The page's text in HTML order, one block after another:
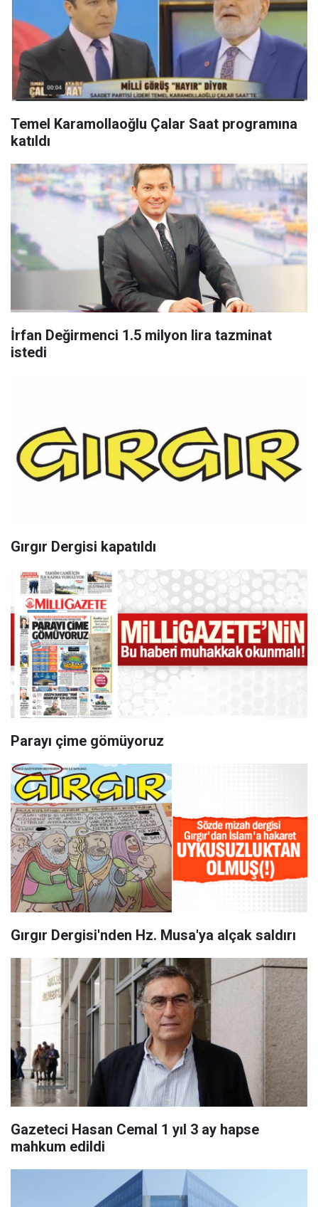
Temel Karamollaoğlu Çalar Saat programına
katıldı
İrfan Değirmenci 1.5 milyon lira tazminat
istedi
Gırgır Dergisi kapatıldı
Parayı çime gömüyoruz
Gırgır Dergisi'nden Hz. Musa'ya alçak saldırı
Gazeteci Hasan Cemal 1 yıl 3 ay hapse
mahkum edildi